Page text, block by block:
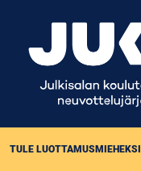
TULE LUOTTAMUSMIEHEKSI